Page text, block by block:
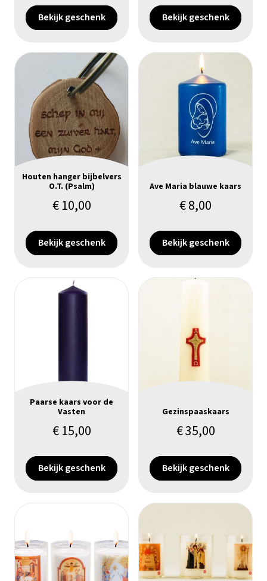
Bekijk geschenk Bekijk geschenk
Houten hanger bijbelvers
O.T. (Psalm)
€10,00
Bekijk geschenk
Ave Maria blauwe kaars
€8,00
Bekijk geschenk
Paarse kaars voor de
Vasten
€15,00
Bekijk geschenk
Gezinspaaskaars
€35,00
Bekijk geschenk